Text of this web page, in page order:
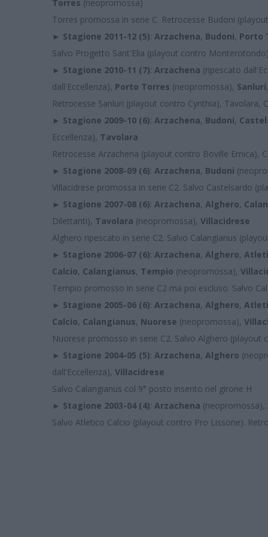
Torres (neopromossa)
Torres promossa in serie C. Retrocesse Budoni
► Stagione 2011-12 (5): Arzachena, Budoni, Porto
Salvo Progetto Sant'Elia (playout contro Monterotondo)
► Stagione 2010-11 (7): Arzachena (ripescato
dall'Eccellenza), Porto Torres (neopromossa), Sanluri,
Retrocesse Sanluri (playout contro Cynthia), Tavolara,
► Stagione 2009-10 (6): Arzachena, Budoni,
Eccellenza), Tavolara
Retrocesse Arzachena (playout contro Boville Ernica),
► Stagione 2008-09 (6): Arzachena, Budoni
Villacidrese promossa in serie C2. Salvo Castelsardo
► Stagione 2007-08 (6): Arzachena, Alghero,
Dilettanti), Tavolara (neopromossa), Villacidrese
Alghero ripescato in serie C2. Salvo Calangianus
► Stagione 2006-07 (6): Arzachena, Alghero,
Calcio, Calangianus, Tempio (neopromossa),
Tempio promosso in serie C2 ma poi escluso. Salvo
► Stagione 2005-06 (6): Arzachena, Alghero,
Calcio, Calangianus, Nuorese (neopromossa),
Nuorese promosso in serie C2. Salvo Alghero (playout
► Stagione 2004-05 (5): Arzachena, Alghero
dall'Eccellenza), Villacidrese
Salvo Calangianus col 9° posto inserito nel girone H
► Stagione 2003-04 (4): Arzachena (neopromossa),
Salvo Atletico Calcio (playout contro Pro Lissone).